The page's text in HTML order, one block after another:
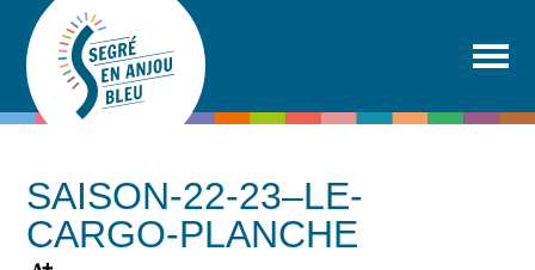
SAISON-22-23–LE-
CARGO-PLANCHE